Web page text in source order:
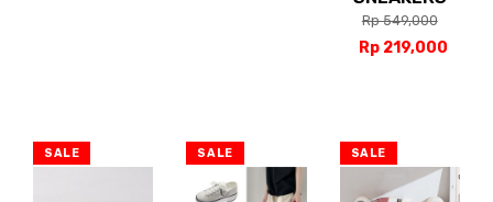
Rp 549,000
Rp 219,000
SALE SALE SALE